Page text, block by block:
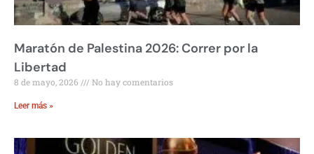
Maratón de Palestina 2026: Correr por la
Libertad
8 de mayo, 2026 No hay comentarios
Leer más »